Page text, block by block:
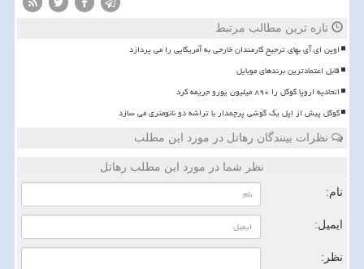
تازه ترین مطالب مرتبط
اوپن ای آی بهای ترجیح کارمندان خارجی به آمریکایی را می پردازد
قابل اعتمادترین برندهای موبایل
اتحادیه اروپا گوگل را ۸۹۰ میلیون یورو جریمه کرد
گوگل پیش از اپل یک گوشی پرچمدار با تراشه دو نانومتری می سازد
نظرات بینندگان رهاتل در مورد این مطلب
نظر شما در مورد این مطلب رهاتل
نام:
ایمیل:
نظر: